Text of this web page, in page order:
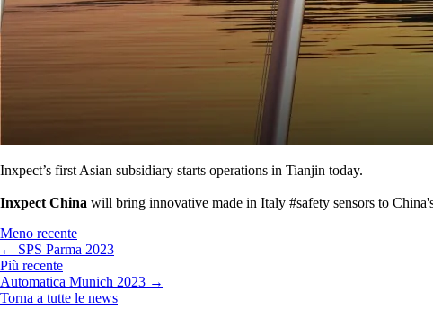
Inxpect’s first Asian subsidiary starts operations in Tianjin today.
Inxpect China will bring innovative made in Italy #safety sensors to
Meno recente
← SPS Parma 2023
Più recente
Automatica Munich 2023 →
Torna a tutte le news